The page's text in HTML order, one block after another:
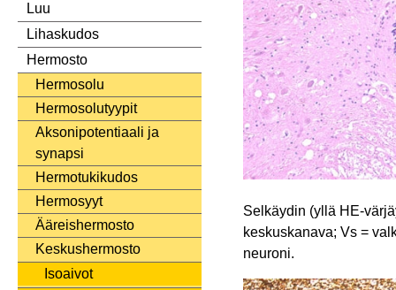
Luu
Lihaskudos
Hermosto
Hermosolu
Hermosolutyypit
Aksonipotentiaali ja
synapsi
Hermotukikudos
Hermosyyt
Ääreishermosto
Keskushermosto
Isoaivot
Selkäydin (yllä HE-
keskuskanava; Vs =
neuroni.